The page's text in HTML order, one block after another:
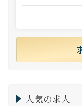
人気の求人